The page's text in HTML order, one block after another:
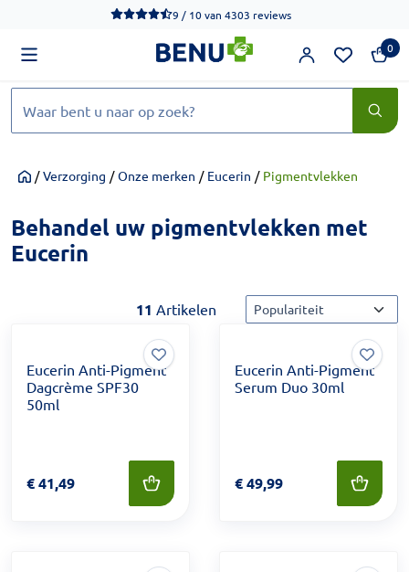
We werken momenteel hard aan het verbeteren van de
9 / 10van 4303 reviews
0
Home/ Verzorging / Onze merken / Eucerin / Pigmentvlekken
Behandel uw pigmentvlekken met
Eucerin
11 Artikelen Sorteermethode
Eucerin Anti-Pigment
Dagcrème SPF30
50ml
Prijs: € 41,49
€41,49
Eucerin Anti-Pigment
Serum Duo 30ml
Prijs: € 49,99
€49,99